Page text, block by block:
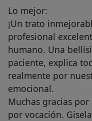
Lo mejor:
¡Un trato
profesional
humano. Una
paciente, explica
realmente por
emocional.
Muchas gracias
por vocación.